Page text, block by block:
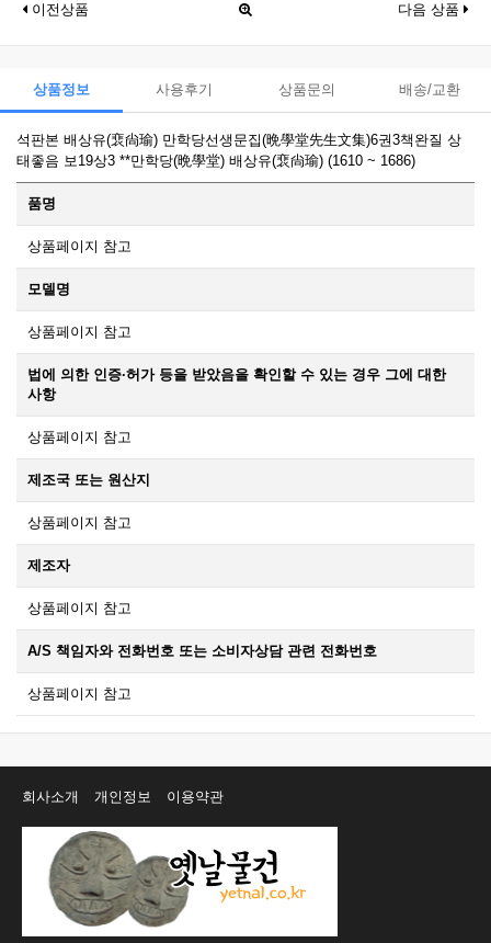
이전상품 다음 상품
상품정보 사용후기 상품문의 배송/교환
석판본 배상유(裵尙瑜) 만학당선생문집(晩學堂先生文集)6권3책완질 상
태좋음 보19상3 **만학당(晩學堂) 배상유(裵尙瑜) (1610 ~ 1686)
품명
상품페이지 참고
모델명
상품페이지 참고
법에 의한 인증·허가 등을 받았음을 확인할 수 있는 경우 그에 대한
사항
상품페이지 참고
제조국 또는 원산지
상품페이지 참고
제조자
상품페이지 참고
A/S 책임자와 전화번호 또는 소비자상담 관련 전화번호
상품페이지 참고
회사소개 개인정보 이용약관